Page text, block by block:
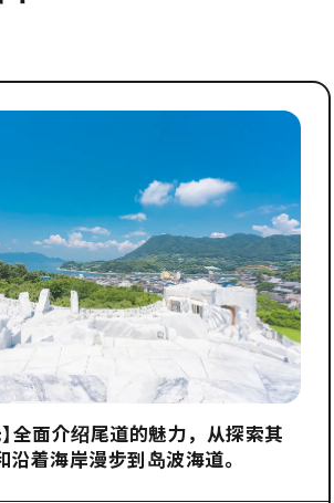
】全面介绍尾道的魅力，从探索其
沿着海岸漫步到岛波海道。